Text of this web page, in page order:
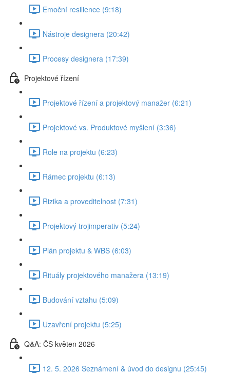
Emoční resilience (9:18)
Nástroje designera (20:42)
Procesy designera (17:39)
Projektové řízení
Projektové řízení a projektový manažer (6:21)
Projektové vs. Produktové myšlení (3:36)
Role na projektu (6:23)
Rámec projektu (6:13)
Rizika a proveditelnost (7:31)
Projektový trojimperativ (5:24)
Plán projektu & WBS (6:03)
Rituály projektového manažera (13:19)
Budování vztahu (5:09)
Uzavření projektu (5:25)
Q&A: ČS květen 2026
12. 5. 2026 Seznámení & úvod do designu (25:45)